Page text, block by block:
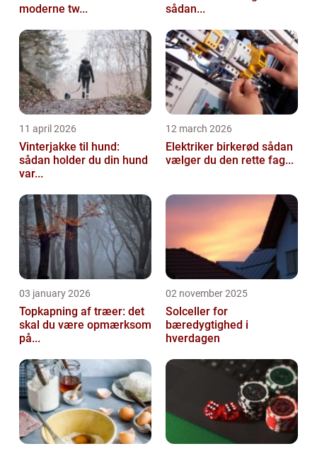
moderne tw...
sådan...
11 april 2026
Vinterjakke til hund:
sådan holder du din hund
var...
12 march 2026
Elektriker birkerød sådan
vælger du den rette fag...
03 january 2026
Topkapning af træer: det
skal du være opmærksom
på...
02 november 2025
Solceller for
bæredygtighed i
hverdagen